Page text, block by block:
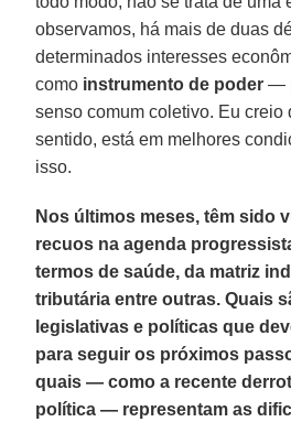
observamos, há mais de duas
determinados interesses
como instrumento de poder —
senso comum coletivo. Eu creio
sentido, está em melhores
isso.
Nos últimos meses, têm sido
recuos na agenda
termos de saúde, da matriz
tributária entre outras. Quais
legislativas e políticas que
para seguir os próximos
quais — como a recente
política — representam as